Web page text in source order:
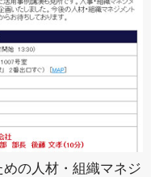
めの人材・組織マネジ